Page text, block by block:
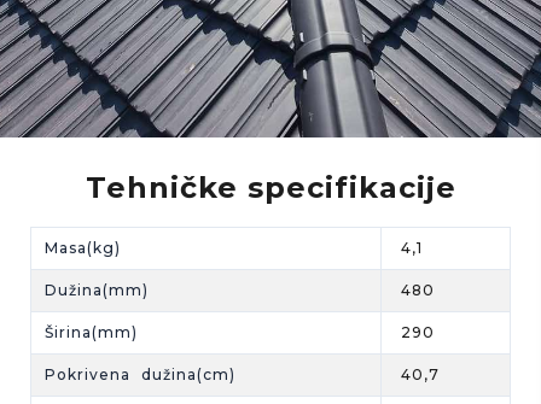
Tehničke specifikacije
Masa(kg) 4,1
Dužina(mm) 480
Širina(mm) 290
Pokrivena dužina(cm) 40,7